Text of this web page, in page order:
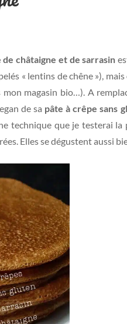
châtaigne et de sarrasin
« lentins de chêne »),
magasin bio…). A
de sa pâte à crêpe sans
technique que je testerai
Elles se dégustent aussi